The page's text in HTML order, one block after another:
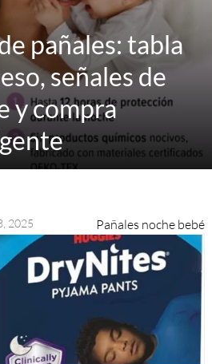
pañales: tabla
señales de
y compra
2025 Pañales noche bebé